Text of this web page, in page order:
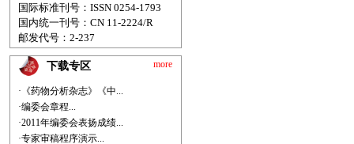
国际标准刊号：ISSN 0254-1793
国内统一刊号：CN 11-2224/R
邮发代号：2-237
下载专区 more
·《药物分析杂志》《中...
·编委会章程...
·2011年编委会表扬成绩...
·专家审稿程序演示...